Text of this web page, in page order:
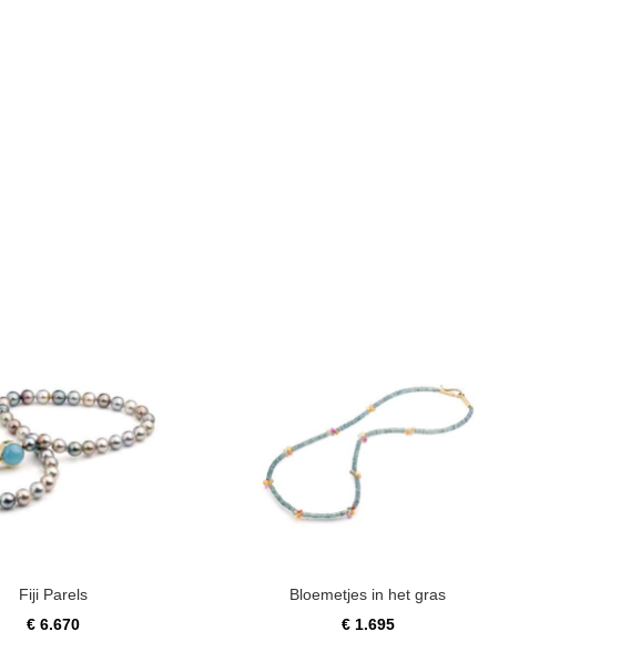
Fiji Parels
€6.670
Bloemetjes in het gras
€1.695